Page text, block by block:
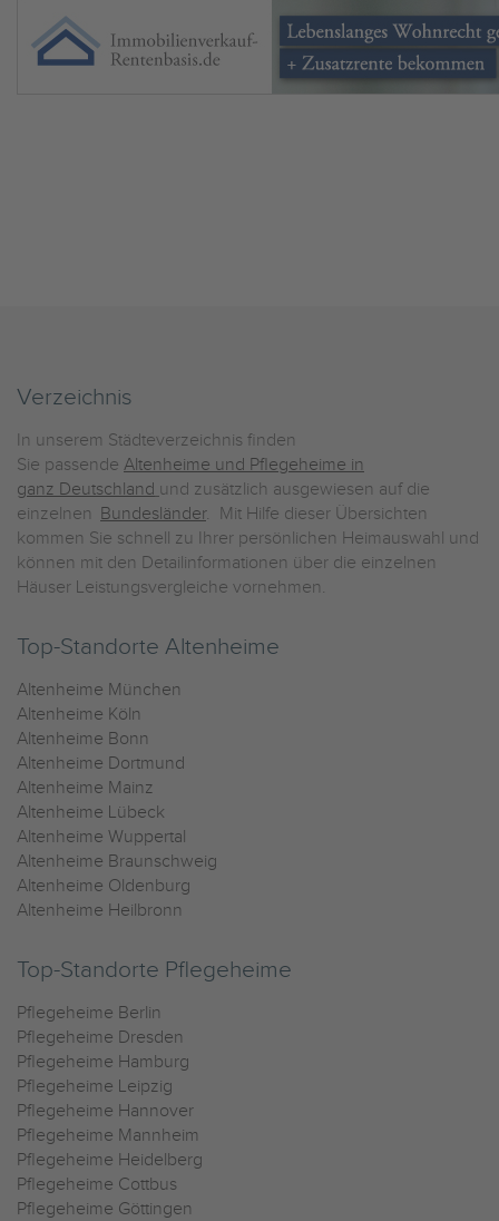
Verzeichnis
In unserem Städteverzeichnis finden
Sie passende Altenheime und Pflegeheime in
ganz Deutschland und zusätzlich ausgewiesen auf die
einzelnen Bundesländer. Mit Hilfe dieser Übersichten
kommen Sie schnell zu Ihrer persönlichen Heimauswahl und
können mit den Detailinformationen über die einzelnen
Häuser Leistungsvergleiche vornehmen.
Top-Standorte Altenheime
Altenheime München
Altenheime Köln
Altenheime Bonn
Altenheime Dortmund
Altenheime Mainz
Altenheime Lübeck
Altenheime Wuppertal
Altenheime Braunschweig
Altenheime Oldenburg
Altenheime Heilbronn
Top-Standorte Pflegeheime
Pflegeheime Berlin
Pflegeheime Dresden
Pflegeheime Hamburg
Pflegeheime Leipzig
Pflegeheime Hannover
Pflegeheime Mannheim
Pflegeheime Heidelberg
Pflegeheime Cottbus
Pflegeheime Göttingen